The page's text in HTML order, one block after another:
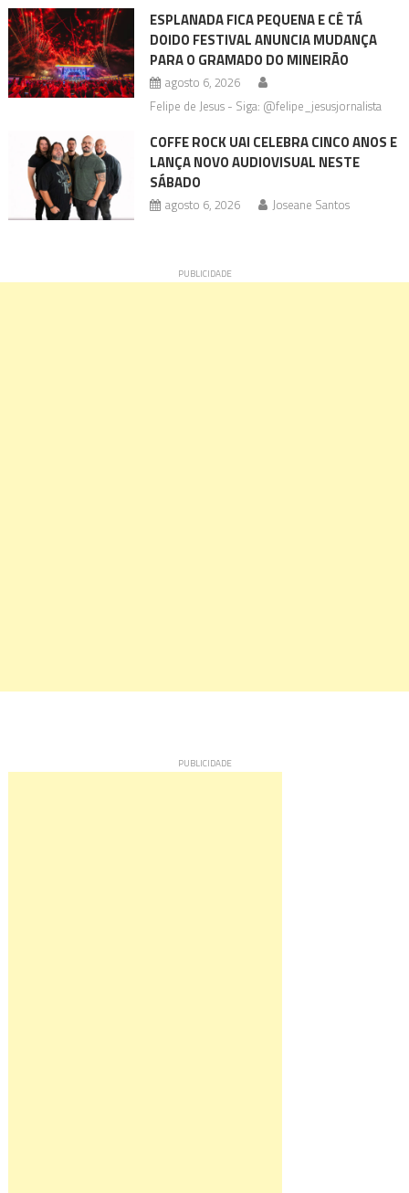
ESPLANADA FICA PEQUENA E CÊ TÁ
DOIDO FESTIVAL ANUNCIA MUDANÇA
PARA O GRAMADO DO MINEIRÃO
agosto 6, 2026
Felipe de Jesus - Siga: @felipe_jesusjornalista
COFFE ROCK UAI CELEBRA CINCO ANOS E
LANÇA NOVO AUDIOVISUAL NESTE
SÁBADO
agosto 6, 2026 Joseane Santos